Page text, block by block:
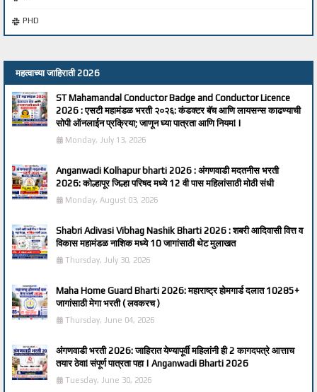
PHD
महत्वाच्या जाहिराती 2026
ST Mahamandal Conductor Badge and Conductor Licence
2026 : एसटी महामंडळ भरती २०२६: कंडक्टर बॅच आणि लायसन्स काढण्याची
सोपी ऑनलाईन प्रक्रिया; जाणून घ्या पात्रता आणि नियम! |
Monday, July 13, 2026
Anganwadi Kolhapur bharti 2026 : अंगणवाडी मदतनीस भरती
2026: कोल्हापूर जिल्हा परिषद मध्ये 12 वी पास महिलांसाठी मोठी संधी
Monday, August 03, 2026
Shabri Adivasi Vibhag Nashik Bharti 2026 : शबरी आदिवासी वित्त व
विकास महामंडळ नाशिक मध्ये 10 जागांसाठी थेट मुलाखत
Thursday, July 30, 2026
Maha Home Guard Bharti 2026: महाराष्ट्र होमगार्ड दलात 10285+
जागांसाठी मेगा भरती ( लवकरच )
Thursday, June 04, 2026
अंगणवाडी भरती 2026: जाहिरात येण्यापूर्वी महिलांनी ही 2 कागदपत्रे आत्ताच
तयार ठेवा! संपूर्ण पात्रता पहा | Anganwadi Bharti 2026
Tuesday, June 30, 2026